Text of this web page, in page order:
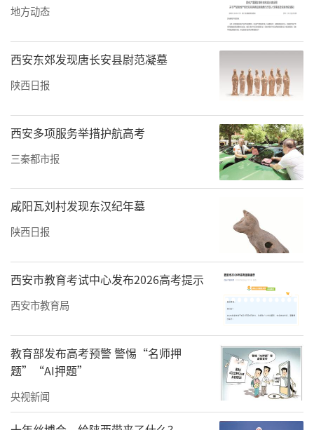
地方动态
西安东郊发现唐长安县尉范凝墓
陕西日报
西安多项服务举措护航高考
三秦都市报
咸阳瓦刘村发现东汉纪年墓
陕西日报
西安市教育考试中心发布2026高考提示
西安市教育局
教育部发布高考预警 警惕“名师押
题”“AI押题”
央视新闻